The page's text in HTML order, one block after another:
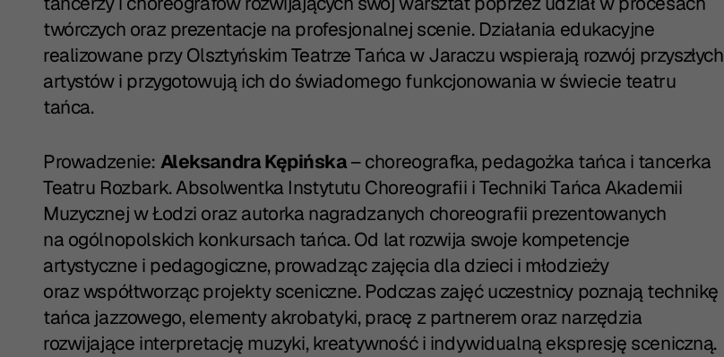
twórczych oraz prezentacje na profesjonalnej scenie. Działania edukacyjne
realizowane przy Olsztyńskim Teatrze Tańca w Jaraczu wspierają rozwój przyszłych
artystów i przygotowują ich do świadomego funkcjonowania w świecie teatru
tańca.
Prowadzenie: Aleksandra Kępińska– choreografka, pedagożka tańca i tancerka
Teatru Rozbark. Absolwentka Instytutu Choreografii i Techniki Tańca Akademii
Muzycznej w Łodzi oraz autorka nagradzanych choreografii prezentowanych
na ogólnopolskich konkursach tańca. Od lat rozwija swoje kompetencje
artystyczne i pedagogiczne, prowadząc zajęcia dla dzieci i młodzieży
oraz współtworząc projekty sceniczne. Podczas zajęć uczestnicy poznają technikę
tańca jazzowego, elementy akrobatyki, pracę z partnerem oraz narzędzia
rozwijające interpretację muzyki, kreatywność i indywidualną ekspresję sceniczną.